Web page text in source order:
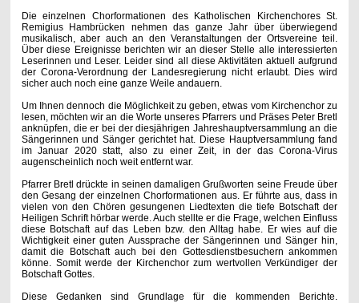
Die einzelnen Chorformationen des Katholischen Kirchenchores St.
Remigius Hambrücken nehmen das ganze Jahr über überwiegend
musikalisch, aber auch an den Veranstaltungen der Ortsvereine teil.
Über diese Ereignisse berichten wir an dieser Stelle alle interessierten
Leserinnen und Leser. Leider sind all diese Aktivitäten aktuell aufgrund
der Corona-Verordnung der Landesregierung nicht erlaubt. Dies wird
sicher auch noch eine ganze Weile andauern.
Um Ihnen dennoch die Möglichkeit zu geben, etwas vom Kirchenchor zu
lesen, möchten wir an die Worte unseres Pfarrers und Präses Peter Bretl
anknüpfen, die er bei der diesjährigen Jahreshauptversammlung an die
Sängerinnen und Sänger gerichtet hat. Diese Hauptversammlung fand
im Januar 2020 statt, also zu einer Zeit, in der das Corona-Virus
augenscheinlich noch weit entfernt war.
Pfarrer Bretl drückte in seinen damaligen Grußworten seine Freude über
den Gesang der einzelnen Chorformationen aus. Er führte aus, dass in
vielen von den Chören gesungenen Liedtexten die tiefe Botschaft der
Heiligen Schrift hörbar werde. Auch stellte er die Frage, welchen Einfluss
diese Botschaft auf das Leben bzw. den Alltag habe. Er wies auf die
Wichtigkeit einer guten Aussprache der Sängerinnen und Sänger hin,
damit die Botschaft auch bei den Gottesdienstbesuchern ankommen
könne. Somit werde der Kirchenchor zum wertvollen Verkündiger der
Botschaft Gottes.
Diese Gedanken sind Grundlage für die kommenden Berichte.